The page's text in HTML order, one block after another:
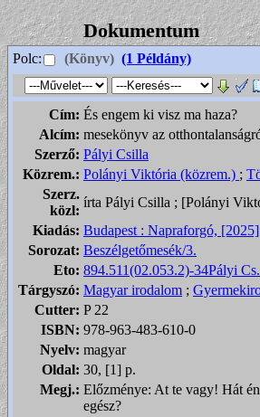
Dokumentum
Polc: (Könyv) (1 Példány)
Cím: És engem ki visz ma haza?
Alcím: mesekönyv az
Szerző: Pályi Csilla
Közrem.: Polányi Viktória (közrem.) ;
Szerz.
közl:
írta Pályi Csilla ; [Polányi
Kiadás: Budapest : Napraforgó, [2025]
Sorozat: Beszélgetőmesék/3.
Eto: 894.511(02.053.2)-34Pályi Cs.
Tárgyszó: Magyar irodalom ;
Cutter: P 22
ISBN: 978-963-483-610-0
Nyelv: magyar
Oldal: 30, [1] p.
Megj.: Előzménye: At te vagy! Hát
egész?